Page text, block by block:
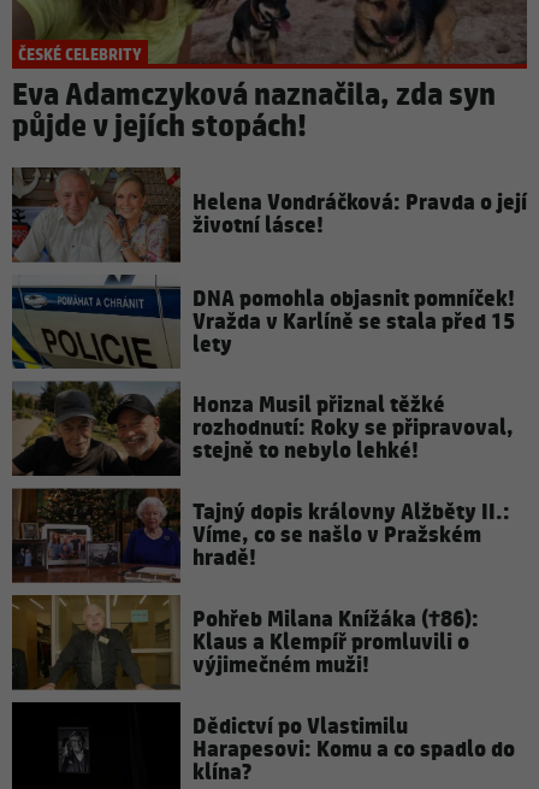
ČESKÉ CELEBRITY
Eva Adamczyková naznačila, zda syn
půjde v jejích stopách!
Helena Vondráčková: Pravda o její
životní lásce!
DNA pomohla objasnit pomníček!
Vražda v Karlíně se stala před 15
lety
Honza Musil přiznal těžké
rozhodnutí: Roky se připravoval,
stejně to nebylo lehké!
Tajný dopis královny Alžběty II.:
Víme, co se našlo v Pražském
hradě!
Pohřeb Milana Knížáka (†86):
Klaus a Klempíř promluvili o
výjimečném muži!
Dědictví po Vlastimilu
Harapesovi: Komu a co spadlo do
klína?